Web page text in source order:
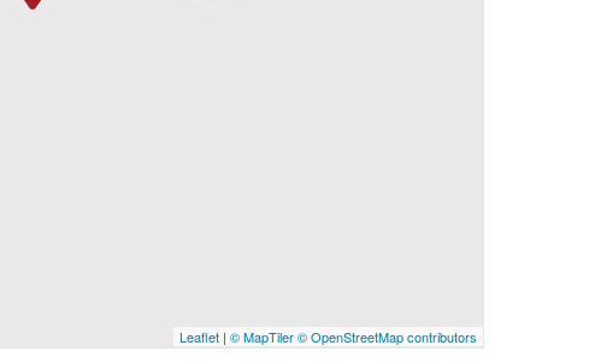
Leaflet | © MapTiler© OpenStreetMap contributors